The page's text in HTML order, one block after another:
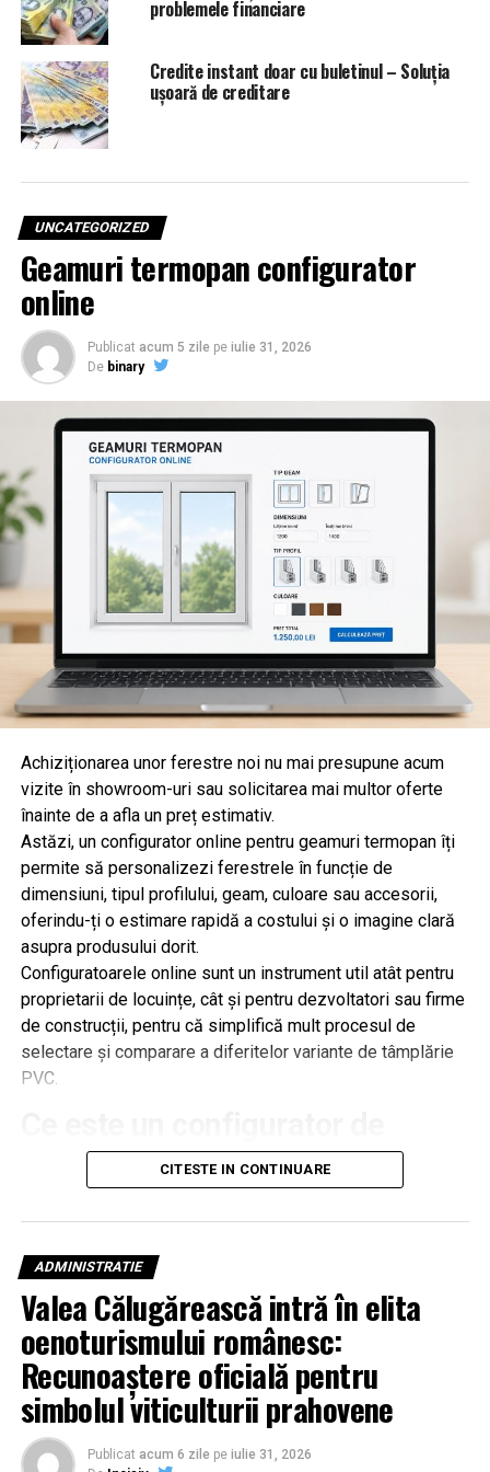
problemele financiare
Credite instant doar cu buletinul – Soluția
ușoară de creditare
UNCATEGORIZED
Geamuri termopan configurator
online
Publicat acum 5 zile pe iulie 31, 2026
De binary
Achiziționarea unor ferestre noi nu mai presupune acum
vizite în showroom-uri sau solicitarea mai multor oferte
înainte de a afla un preț estimativ.
Astăzi, un configurator online pentru geamuri termopan îți
permite să personalizezi ferestrele în funcție de
dimensiuni, tipul profilului, geam, culoare sau accesorii,
oferindu-ți o estimare rapidă a costului și o imagine clară
asupra produsului dorit.
Configuratoarele online sunt un instrument util atât pentru
proprietarii de locuințe, cât și pentru dezvoltatori sau firme
de construcții, pentru că simplifică mult procesul de
selectare și comparare a diferitelor variante de tâmplărie
PVC.
geamuri termopan?
propria configurație pentru o fereastră sau o ușă din
termopan, alegând dimensiunile, tipul profilului, sistemul
de deschidere, geamul și accesoriile dorite.
După completarea acestor informații, aplicația poate
genera o estimare de preț sau o solicitare de ofertă
personalizată.
Un astfel de instrument elimină timpul pierdut cu
solicitarea mai multor oferte și oferă o imagine mult mai
CITESTE IN CONTINUARE
ADMINISTRATIE
Valea Călugărească intră în elita
oenoturismului românesc:
Recunoaștere oficială pentru
simbolul viticulturii prahovene
Publicat acum 6 zile pe iulie 31, 2026